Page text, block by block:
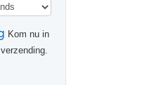
Kom nu in